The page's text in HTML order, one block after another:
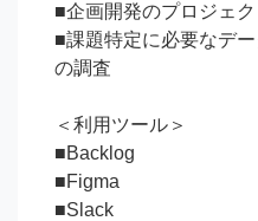
■企画開発のプロジェ
■課題特定に必要なデ
の調査
＜利用ツール＞
■Backlog
■Figma
■Slack